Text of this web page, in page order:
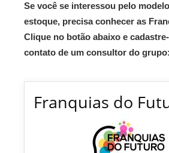
Se você se interessou pelo
estoque, precisa conhecer as
Clique no botão abaixo e
contato de um consultor do grupo:
Franquias do